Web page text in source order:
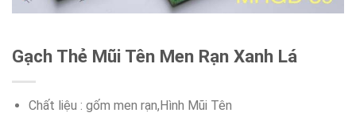
Gạch Thẻ Mũi Tên Men Rạn Xanh Lá
Chất liệu : gốm men rạn,Hình Mũi Tên